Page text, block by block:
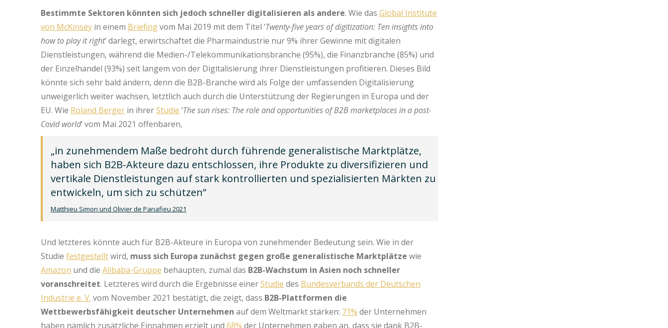
Bestimmte Sektoren könnten sich jedoch schneller digitalisieren als andere. Wie das Global Institute
von McKinsey in einem Briefingvom Mai 2019 mit dem Titel ‘Twenty-five years of digitization: Ten insights into
how to play it right’ darlegt, erwirtschaftet die Pharmaindustrie nur 9% ihrer Gewinne mit digitalen
Dienstleistungen, während die Medien-/Telekommunikationsbranche (95%), die Finanzbranche (85%) und
der Einzelhandel (93%) seit langem von der Digitalisierung ihrer Dienstleistungen profitieren. Dieses Bild
könnte sich sehr bald ändern, denn die B2B-Branche wird als Folge der umfassenden Digitalisierung
unweigerlich weiter wachsen, letztlich auch durch die Unterstützung der Regierungen in Europa und der
EU. Wie Roland Berger in ihrerStudie ‘The sun rises: The role and opportunities of B2B marketplaces in a post-
Covid world’ vom Mai 2021 offenbaren,
„in zunehmendem Maße bedroht durch führende generalistische Marktplätze,
haben sich B2B-Akteure dazu entschlossen, ihre Produkte zu diversifizieren und
vertikale Dienstleistungen auf stark kontrollierten und spezialisierten Märkten zu
entwickeln, um sich zu schützen”
Matthieu Simon und Olivier de Panafieu 2021
Und letzteres könnte auch für B2B-Akteure in Europa von zunehmender Bedeutung sein. Wie in der
Studie festgestelltwird, muss sich Europa zunächst gegen große generalistische Marktplätze wie
Amazon und die Alibaba-Gruppe behaupten, zumal das B2B-Wachstum in Asien noch schneller
voranschreitet. Letzteres wird durch die Ergebnisse einerStudie des Bundesverbands der Deutschen
Industrie e. V. vom November 2021 bestätigt, die zeigt, dass B2B-Plattformen die
Wettbewerbsfähigkeit deutscher Unternehmen auf dem Weltmarkt stärken: 71% der Unternehmen
haben nämlich zusätzliche Einnahmen erzielt und 68% der Unternehmen gaben an, dass sie dank B2B-